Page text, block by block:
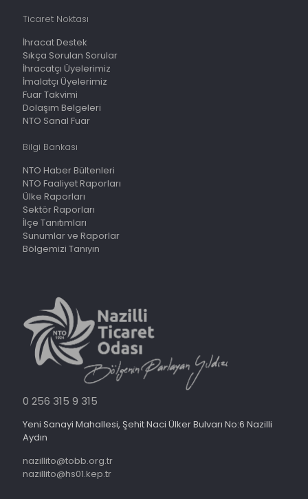
Ticaret Noktası
İhracat Destek
Sıkça Sorulan Sorular
İhracatçı Üyelerimiz
İmalatçı Üyelerimiz
Fuar Takvimi
Dolaşım Belgeleri
NTO Sanal Fuar
Bilgi Bankası
NTO Haber Bültenleri
NTO Faaliyet Raporları
Ülke Raporları
Sektör Raporları
İlçe Tanıtımları
Sunumlar ve Raporlar
Bölgemizi Tanıyın
0 256 315 9 315
Yeni Sanayi Mahallesi, Şehit Naci Ülker Bulvarı No:6 Nazilli
Aydın
nazillito@tobb.org.tr
nazillito@hs01.kep.tr